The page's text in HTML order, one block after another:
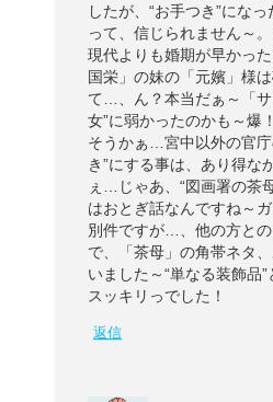
したが、“お手つき”にな
って、信じられません～
現代よりも婚期が早かっ
国栄」の妹の「元嬪」様
て…、ん？本当だぁ～「サ
女”に弱かったのかも～爆！
そうかぁ…宮中以外の官庁
き”にする事は、あり得な
ぇ…じゃあ、“図画署の茶
はおとぎ話なんですね～
別件ですが…、他の方と
で、「茶母」の角帯ネタ
いました～“単なる装飾品”
スッキリっでした！
返信